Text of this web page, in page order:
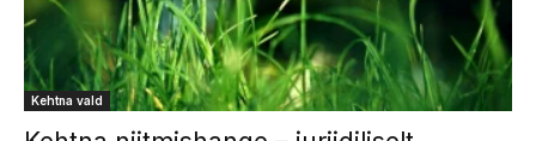
Kehtna vald